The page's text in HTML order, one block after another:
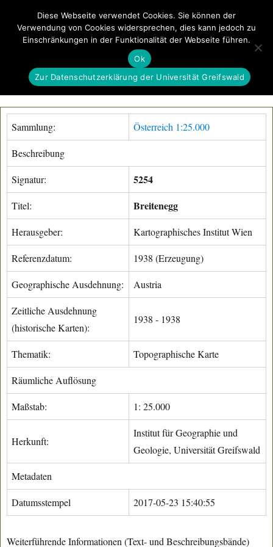
GeoGREIF MENÜ
Sammlung: Österreich 1:25.000
Beschreibung
Signatur: 5254
Titel: Breitenegg
Herausgeber: Kartographisches Institut Wien
Referenzdatum: 1938 (Erzeugung)
Geographische Ausdehnung: Austria
Zeitliche Ausdehnung
(historische Karten):
1938 - 1938
Thematik: Topographische Karte
Räumliche Auflösung
Maßstab: 1: 25.000
Herkunft:
Institut für Geographie und
Geologie, Universität Greifswald
Metadaten
Datumsstempel 2017-05-23 15:40:55
Weiterführende Informationen (Text- und Beschreibungsbände)
Diese Webseite verwendet Cookies. Sie können der
Verwendung von Cookies widersprechen, dies kann jedoch zu
Einschränkungen in der Funktionalität der Webseite führen.
Ok
Zur Datenschutzerklärung der Universität Greifswald